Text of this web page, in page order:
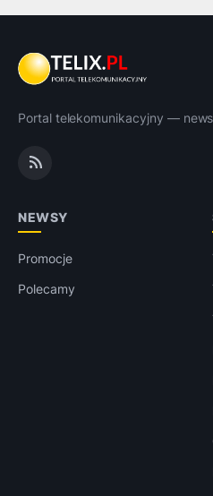
Portal telekomunikacyjny —
NEWSY
Promocje
Polecamy